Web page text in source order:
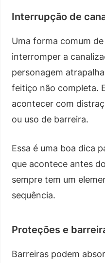
Interrupção de
Uma forma comum
interromper a
personagem
feitiço não completa.
acontecer com
ou uso de barreira.
Essa é uma boa dica
que acontece antes
sempre tem um
sequência.
Proteções e
Barreiras podem